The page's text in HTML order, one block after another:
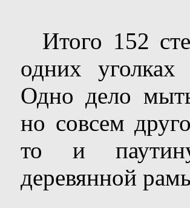
Итого 152
одних уголках
Одно дело
но совсем
то и
деревянной